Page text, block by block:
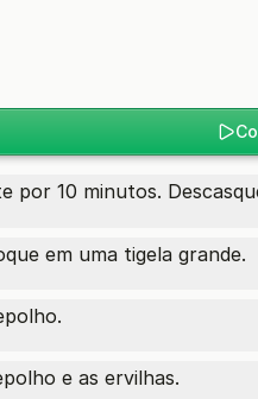
por 10 minutos.
em uma tigela grande.
e as ervilhas.